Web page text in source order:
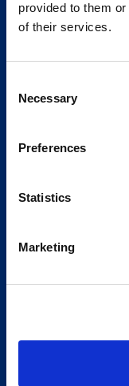
provided to them
of their services.
Selection
Necessary
Preferences
Statistics
Marketing